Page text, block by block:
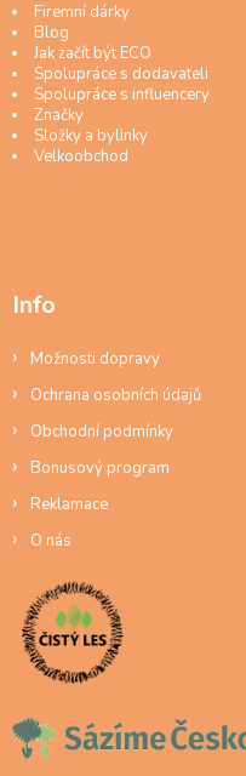
Firemní dárky
Blog
Jak začít být ECO
Spolupráce s dodavateli
Spolupráce s influencery
Značky
Složky a bylinky
Velkoobchod
Info
Možnosti dopravy
Ochrana osobních údajů
Obchodní podmínky
Bonusový program
Reklamace
O nás